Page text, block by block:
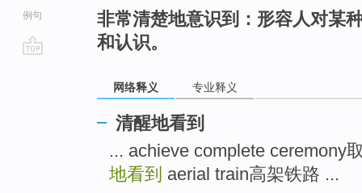
例句
非常清楚地意识到：形容人对某
和认识。
网络释义 专业释义
清醒地看到
... achieve complete ceremony
地看到 aerial train高架铁路 ...